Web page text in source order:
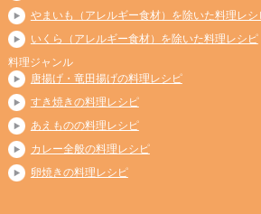
やまいも（アレルギー食材）を除いた料理レシ
いくら（アレルギー食材）を除いた料理レシピ
料理ジャンル
唐揚げ・竜田揚げの料理レシピ
すき焼きの料理レシピ
あえものの料理レシピ
カレー全般の料理レシピ
卵焼きの料理レシピ